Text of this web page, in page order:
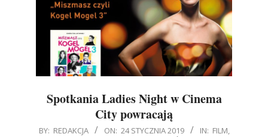
Spotkania Ladies Night w Cinema
City powracają
2019-
BY: REDAKCJA ON: 24 STYCZNIA 2019 IN: FILM,